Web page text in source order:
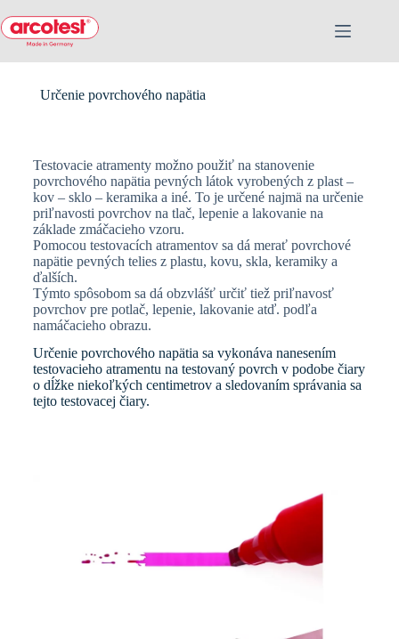
Určenie povrchového napätia
Testovacie atramenty možno použiť na stanovenie
povrchového napätia pevných látok vyrobených z plast –
kov – sklo – keramika a iné. To je určené najmä na určenie
priľnavosti povrchov na tlač, lepenie a lakovanie na
základe zmáčacieho vzoru.
Pomocou testovacích atramentov sa dá merať povrchové
napätie pevných telies z plastu, kovu, skla, keramiky a
ďalších.
Týmto spôsobom sa dá obzvlášť určiť tiež priľnavosť
povrchov pre potlač, lepenie, lakovanie atď. podľa
namáčacieho obrazu.
Určenie povrchového napätia sa vykonáva nanesením
testovacieho atramentu na testovaný povrch v podobe čiary
o dĺžke niekoľkých centimetrov a sledovaním správania sa
tejto testovacej čiary.